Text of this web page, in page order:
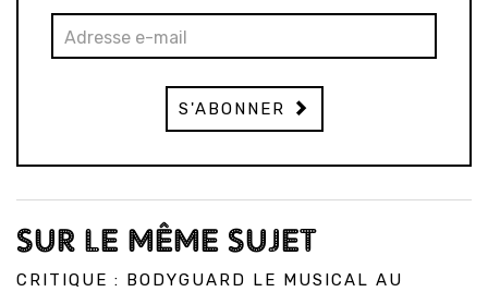
S'ABONNER
SUR LE MÊME SUJET
CRITIQUE : BODYGUARD LE MUSICAL AU